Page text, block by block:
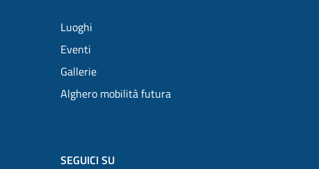
Luoghi
Eventi
Gallerie
Alghero mobilità futura
SEGUICI SU